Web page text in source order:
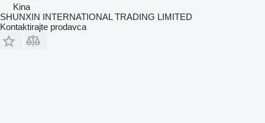
Kina
SHUNXIN INTERNATIONAL TRADING LIMITED
Kontaktirajte prodavca